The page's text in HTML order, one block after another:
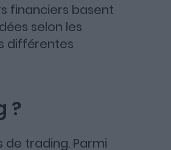
financiers basent
selon les
différentes
?
de trading. Parmi